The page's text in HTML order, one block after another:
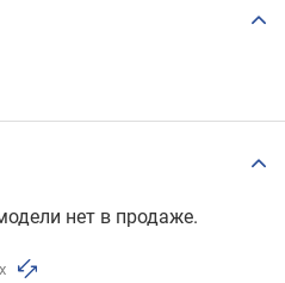
нет в продаже.